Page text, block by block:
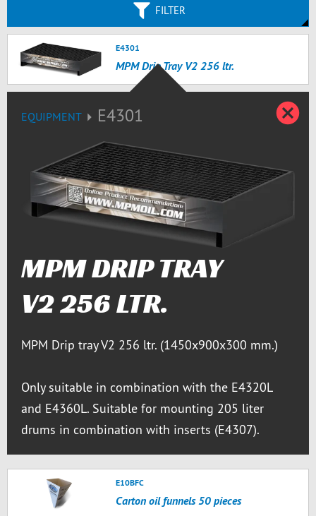
FILTER
E4301
MPM Drip Tray V2 256 ltr.
EQUIPMENT E4301
MPM DRIP TRAY
V2 256 LTR.
MPM Drip tray V2 256 ltr. (1450x900x300 mm.)
Only suitable in combination with the E4320L
and E4360L. Suitable for mounting 205 liter
drums in combination with inserts (E4307).
E10BFC
Carton oil funnels 50 pieces